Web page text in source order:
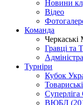
Новини
Відео
Команда
Гравці та
Турніри
Кубок
Суперліга
ВЮБЛ